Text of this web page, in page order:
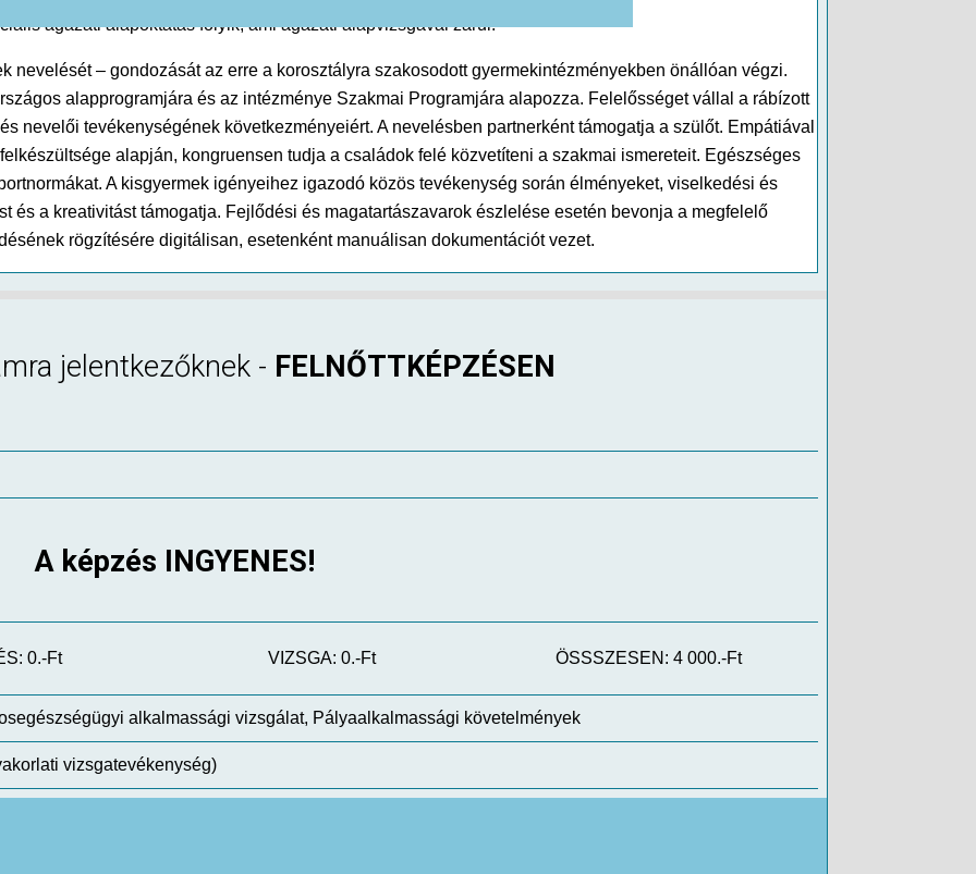
ágazati alapoktatás folyik, ami ágazati alapvizsgával zárul.
nevelését – gondozását az erre a korosztályra szakosodott gyermekintézményekben önállóan végzi.
alapprogramjára és az intézménye Szakmai Programjára alapozza. Felelősséget vállal a rábízott
nevelői tevékenységének következményeiért. A nevelésben partnerként támogatja a szülőt. Empátiával
alapján, kongruensen tudja a családok felé közvetíteni a szakmai ismereteit. Egészséges
A kisgyermek igényeihez igazodó közös tevékenység során élményeket, viselkedési és
és a kreativitást támogatja. Fejlődési és magatartászavarok észlelése esetén bevonja a megfelelő
rögzítésére digitálisan, esetenként manuálisan dokumentációt vezet.
jelentkezőknek - FELNŐTTKÉPZÉSEN
A képzés INGYENES!
0.-Ft VIZSGA: 0.-Ft ÖSSSZESEN: 4 000.-Ft
alkalmassági vizsgálat, Pályaalkalmassági követelmények
vizsgatevékenység)